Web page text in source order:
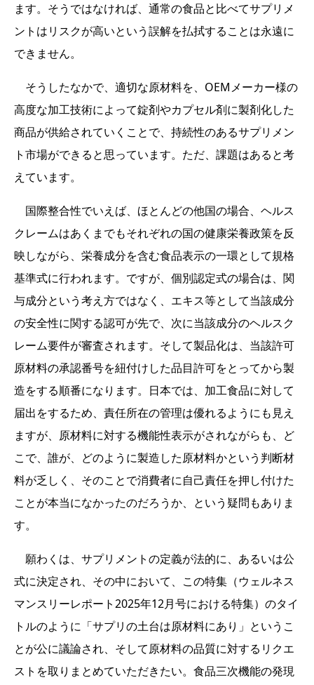
ます。そうではなければ、通常の食品と比べてサプリメ
ントはリスクが高いという誤解を払拭することは永遠に
できません。
そうしたなかで、適切な原材料を、OEMメーカー様の
高度な加工技術によって錠剤やカプセル剤に製剤化した
商品が供給されていくことで、持続性のあるサプリメン
ト市場ができると思っています。ただ、課題はあると考
えています。
国際整合性でいえば、ほとんどの他国の場合、ヘルス
クレームはあくまでもそれぞれの国の健康栄養政策を反
映しながら、栄養成分を含む食品表示の一環として規格
基準式に行われます。ですが、個別認定式の場合は、関
与成分という考え方ではなく、エキス等として当該成分
の安全性に関する認可が先で、次に当該成分のヘルスク
レーム要件が審査されます。そして製品化は、当該許可
原材料の承認番号を紐付けした品目許可をとってから製
造をする順番になります。日本では、加工食品に対して
届出をするため、責任所在の管理は優れるようにも見え
ますが、原材料に対する機能性表示がされながらも、ど
こで、誰が、どのように製造した原材料かという判断材
料が乏しく、そのことで消費者に自己責任を押し付けた
ことが本当になかったのだろうか、という疑問もありま
す。
願わくは、サプリメントの定義が法的に、あるいは公
式に決定され、その中において、この特集（ウェルネス
マンスリーレポート2025年12月号における特集）のタイ
トルのように「サプリの土台は原材料にあり」というこ
とが公に議論され、そして原材料の品質に対するリクエ
ストを取りまとめていただきたい。食品三次機能の発現